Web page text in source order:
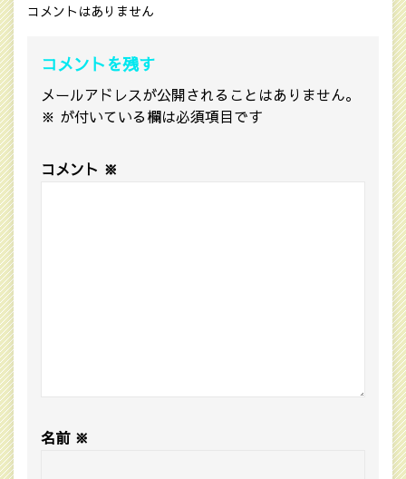
コメントはありません
コメントを残す
メールアドレスが公開されることはありません。
※ が付いている欄は必須項目です
コメント ※
名前 ※